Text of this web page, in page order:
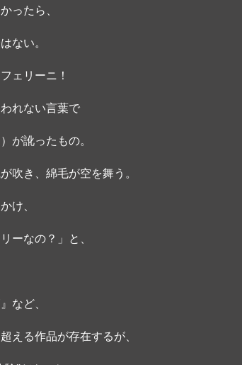
ったら、
ない。
ェリーニ！
れない言葉で
が訛ったもの。
吹き、綿毛が空を舞う。
け、
ーなの？」と、
など、
える作品が存在するが、